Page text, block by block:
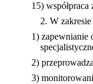
15)
2. W
1) zapewnianie
2)
3)